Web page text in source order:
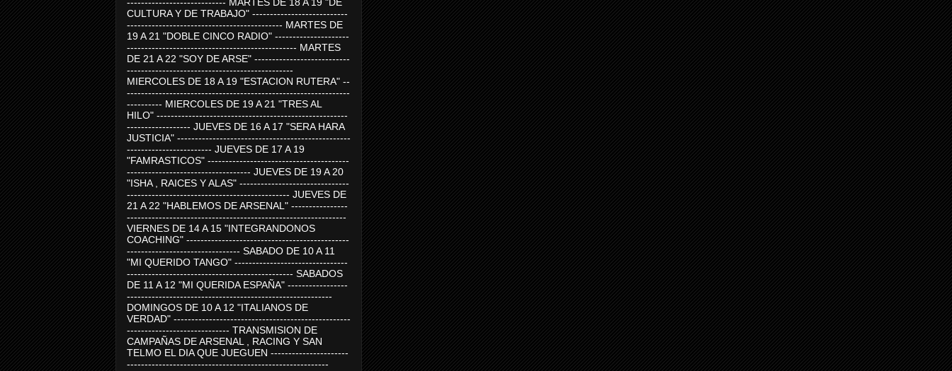
---------------------------- MARTES DE 18 A 19 "DE
CULTURA Y DE TRABAJO" ---------------------------
-------------------------------------------- MARTES DE
19 A 21 "DOBLE CINCO RADIO" ---------------------
------------------------------------------------ MARTES
DE 21 A 22 "SOY DE ARSE" ---------------------------
-----------------------------------------------
MIERCOLES DE 18 A 19 "ESTACION RUTERA" --
---------------------------------------------------------------
---------- MIERCOLES DE 19 A 21 "TRES AL
HILO" ------------------------------------------------------
------------------ JUEVES DE 16 A 17 "SERA HARA
JUSTICIA" -------------------------------------------------
------------------------ JUEVES DE 17 A 19
"FAMRASTICOS" ----------------------------------------
----------------------------------- JUEVES DE 19 A 20
"ISHA , RAICES Y ALAS" -------------------------------
---------------------------------------------- JUEVES DE
21 A 22 "HABLEMOS DE ARSENAL" ----------------
--------------------------------------------------------------
VIERNES DE 14 A 15 "INTEGRANDONOS
COACHING" ----------------------------------------------
-------------------------------- SABADO DE 10 A 11
"MI QUERIDO TANGO" --------------------------------
----------------------------------------------- SABADOS
DE 11 A 12 "MI QUERIDA ESPAÑA" -----------------
----------------------------------------------------------
DOMINGOS DE 10 A 12 "ITALIANOS DE
VERDAD" --------------------------------------------------
----------------------------- TRANSMISION DE
CAMPAÑAS DE ARSENAL , RACING Y SAN
TELMO EL DIA QUE JUEGUEN ----------------------
---------------------------------------------------------